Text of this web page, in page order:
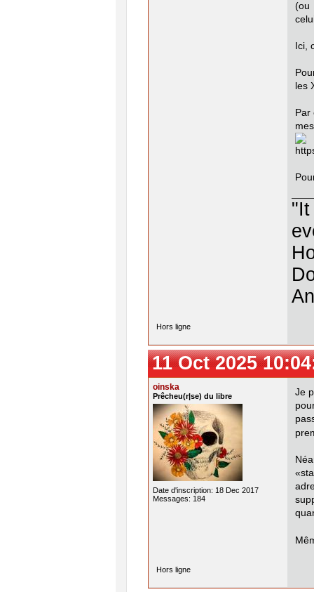
(ou
Ici,
les
Par
"It
Hors ligne
11 Oct 2025
oinska
Prêcheu(r|se) du libre
Date d'inscription: 18 Dec 2017
Messages: 184
Je
Hors ligne